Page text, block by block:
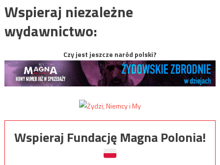
Wspieraj niezależne
wydawnictwo:
Czy jest jeszcze naród polski?
Wspieraj Fundację Magna Polonia!